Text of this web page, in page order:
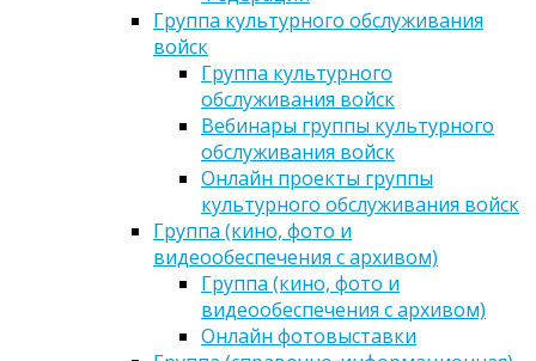
Группа культурного обслуживания
войск
Группа культурного
обслуживания войск
Вебинары группы культурного
обслуживания войск
Онлайн проекты группы
культурного обслуживания войск
Группа (кино, фото и
видеообеспечения с архивом)
Группа (кино, фото и
видеообеспечения с архивом)
Онлайн фотовыставки